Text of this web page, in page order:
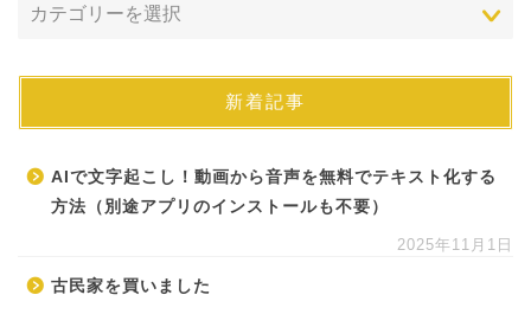
新着記事
AIで文字起こし！動画から音声を無料でテキスト化する
方法（別途アプリのインストールも不要）
2025年11月1日
古民家を買いました